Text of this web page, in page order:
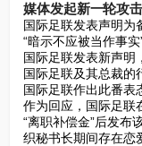
媒体发起新一轮攻击
国际足联发表声明为
“暗示不应被当作事实
国际足联发表新声明
国际足联及其总裁的
国际足联作出此番表
作为回应，国际足联
“离职补偿金”后发布
织秘书长期间存在恋